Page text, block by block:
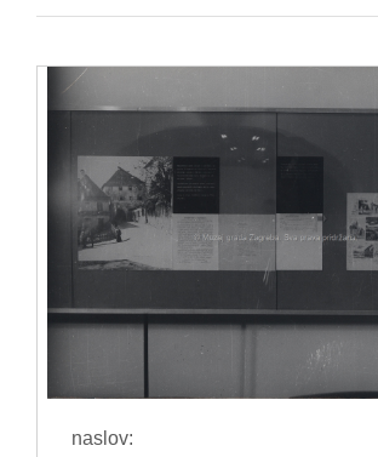
naslov: